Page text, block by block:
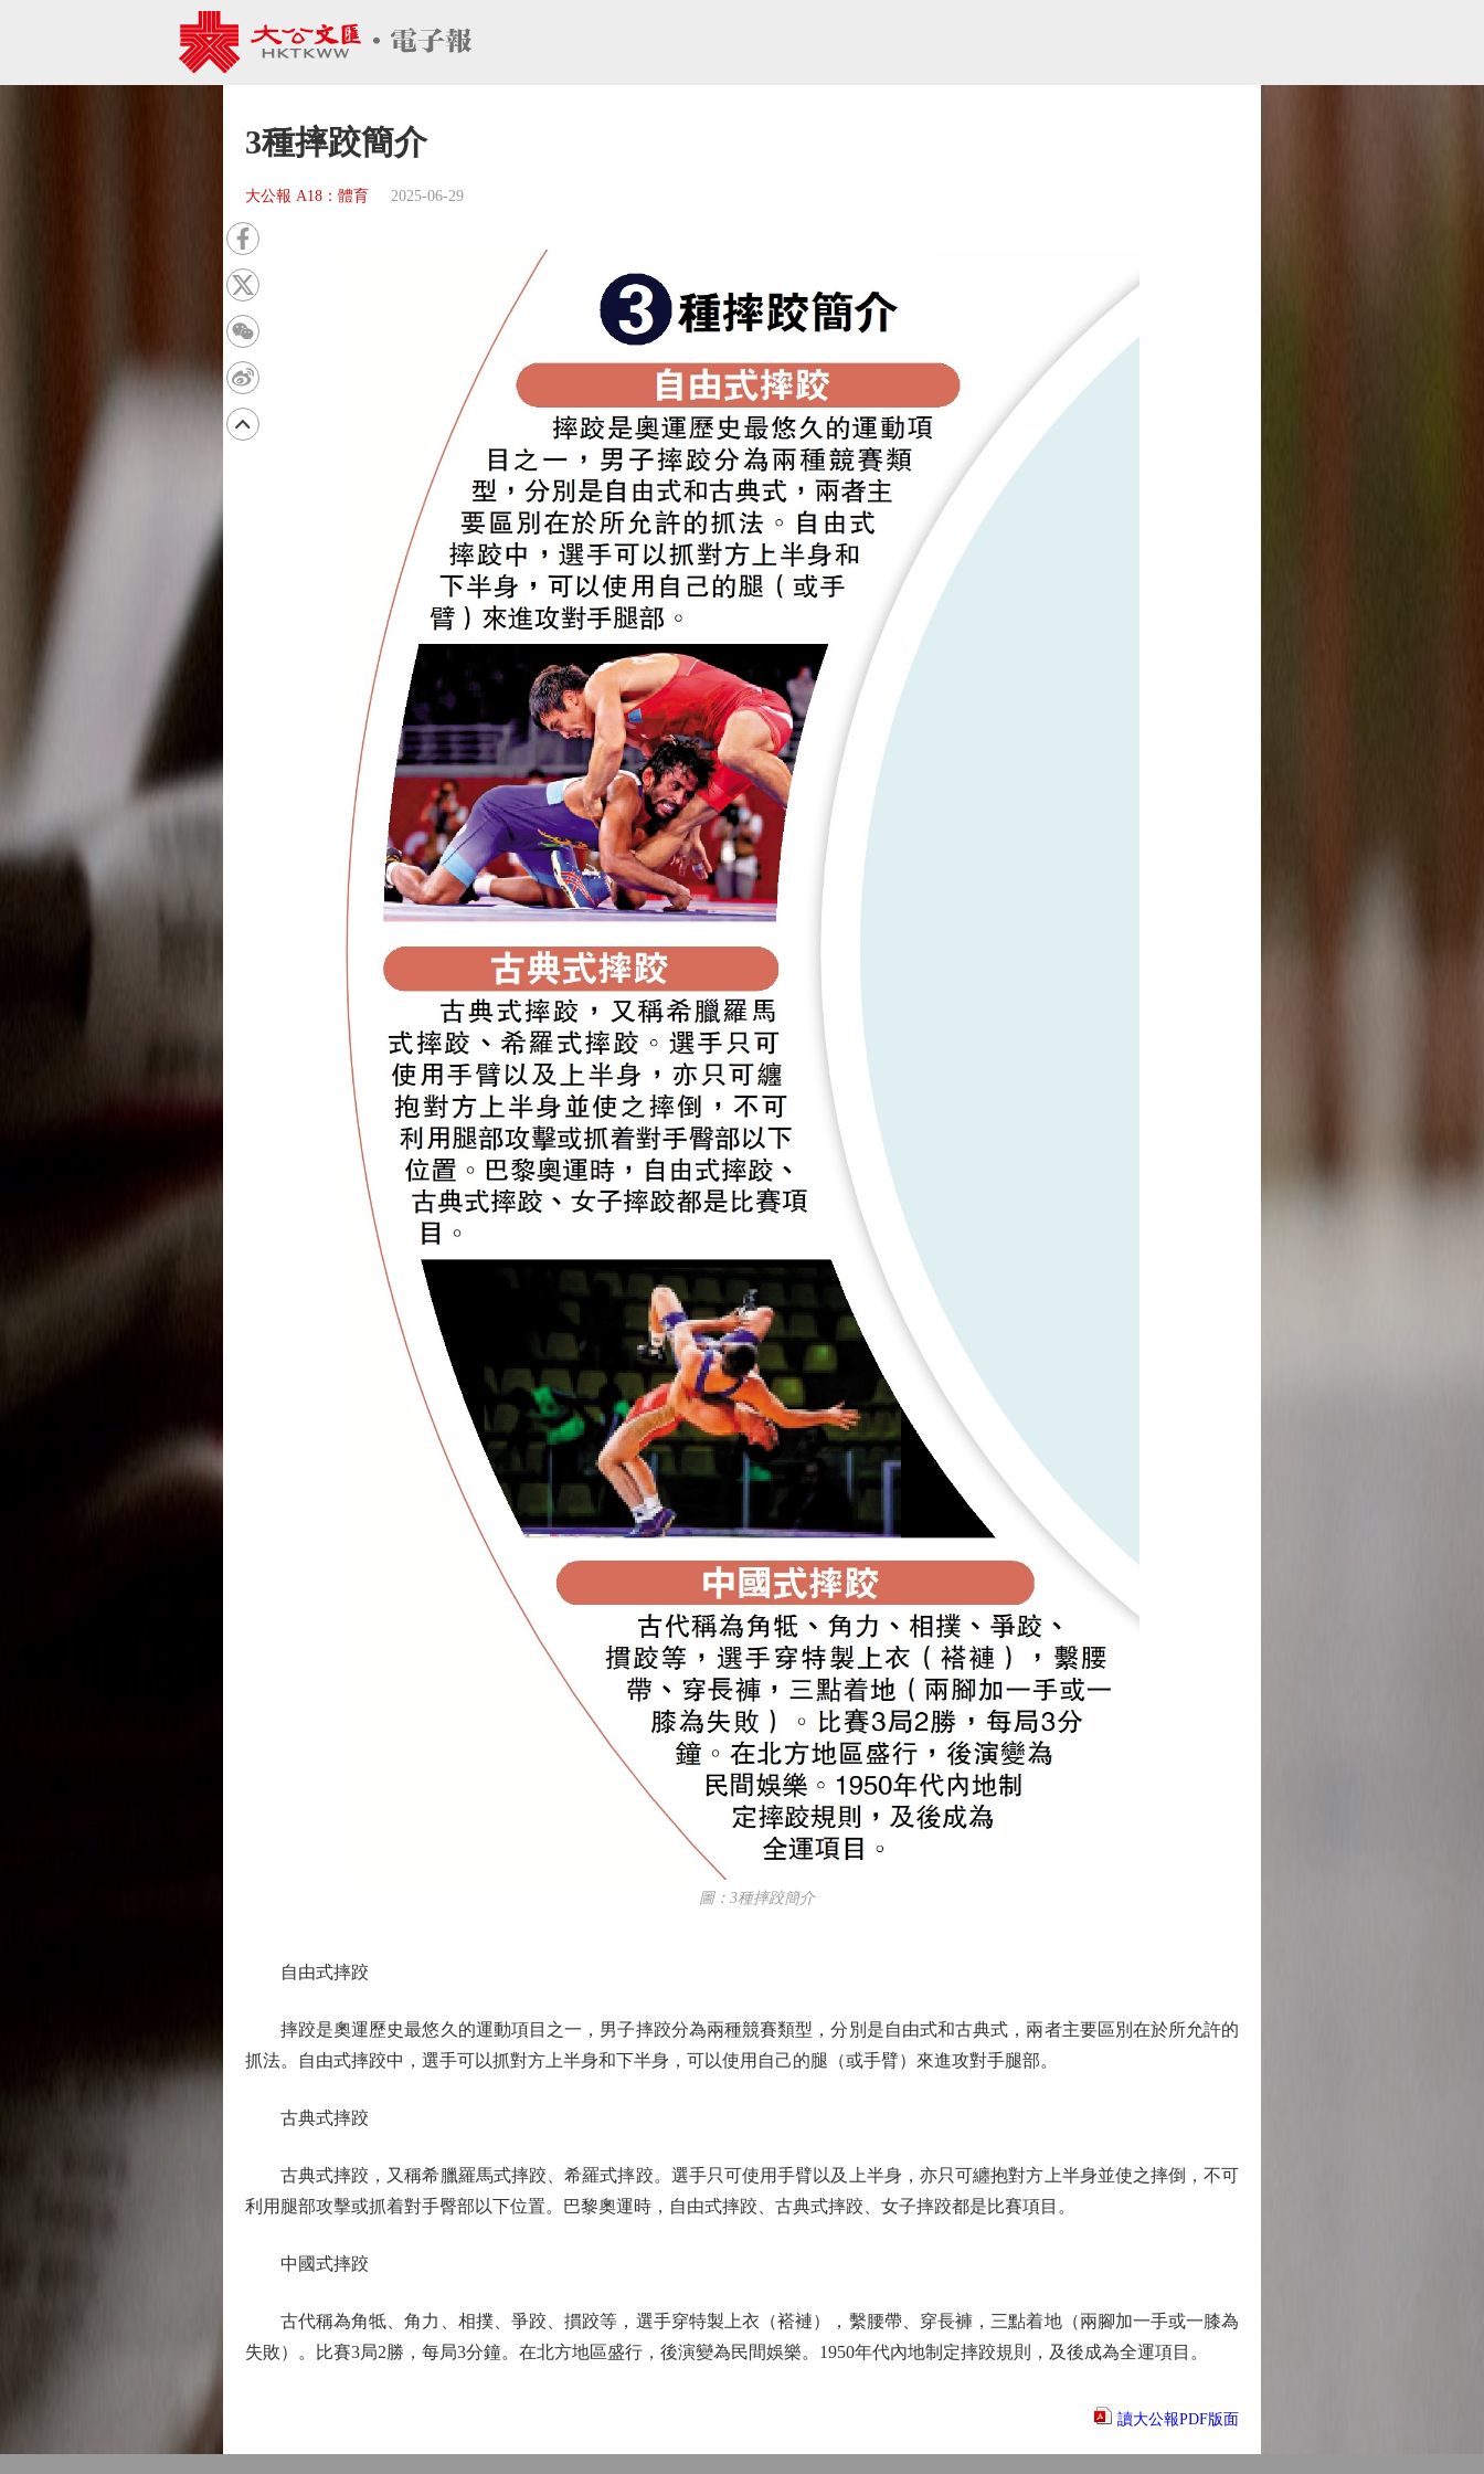
3種摔跤簡介
大公報 A18：體育 2025-06-29
圖：3種摔跤簡介
自由式摔跤
摔跤是奧運歷史最悠久的運動項目之一，男子摔跤分為兩種競賽類型，分別是自由式和古典式，兩者主要區別在於所允許的
抓法。自由式摔跤中，選手可以抓對方上半身和下半身，可以使用自己的腿（或手臂）來進攻對手腿部。
古典式摔跤
古典式摔跤，又稱希臘羅馬式摔跤、希羅式摔跤。選手只可使用手臂以及上半身，亦只可纏抱對方上半身並使之摔倒，不可
利用腿部攻擊或抓着對手臀部以下位置。巴黎奧運時，自由式摔跤、古典式摔跤、女子摔跤都是比賽項目。
中國式摔跤
古代稱為角牴、角力、相撲、爭跤、摜跤等，選手穿特製上衣（褡褳），繫腰帶、穿長褲，三點着地（兩腳加一手或一膝為
失敗）。比賽3局2勝，每局3分鐘。在北方地區盛行，後演變為民間娛樂。1950年代內地制定摔跤規則，及後成為全運項目。
讀大公報PDF版面